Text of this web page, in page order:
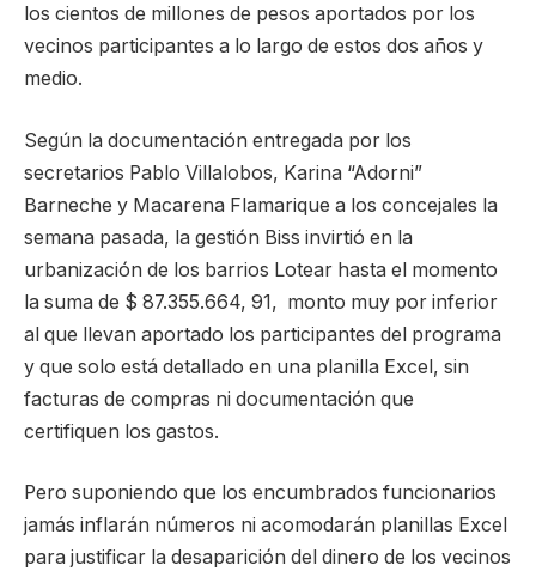
los cientos de millones de pesos aportados por los
vecinos participantes a lo largo de estos dos años y
medio.
Según la documentación entregada por los
secretarios Pablo Villalobos, Karina “Adorni”
Barneche y Macarena Flamarique a los concejales la
semana pasada, la gestión Biss invirtió en la
urbanización de los barrios Lotear hasta el momento
la suma de $ 87.355.664, 91, monto muy por inferior
al que llevan aportado los participantes del programa
y que solo está detallado en una planilla Excel, sin
facturas de compras ni documentación que
certifiquen los gastos.
Pero suponiendo que los encumbrados funcionarios
jamás inflarán números ni acomodarán planillas Excel
para justificar la desaparición del dinero de los vecinos